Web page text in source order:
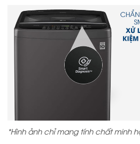
*Hình ảnh chỉ mang tính chất minh